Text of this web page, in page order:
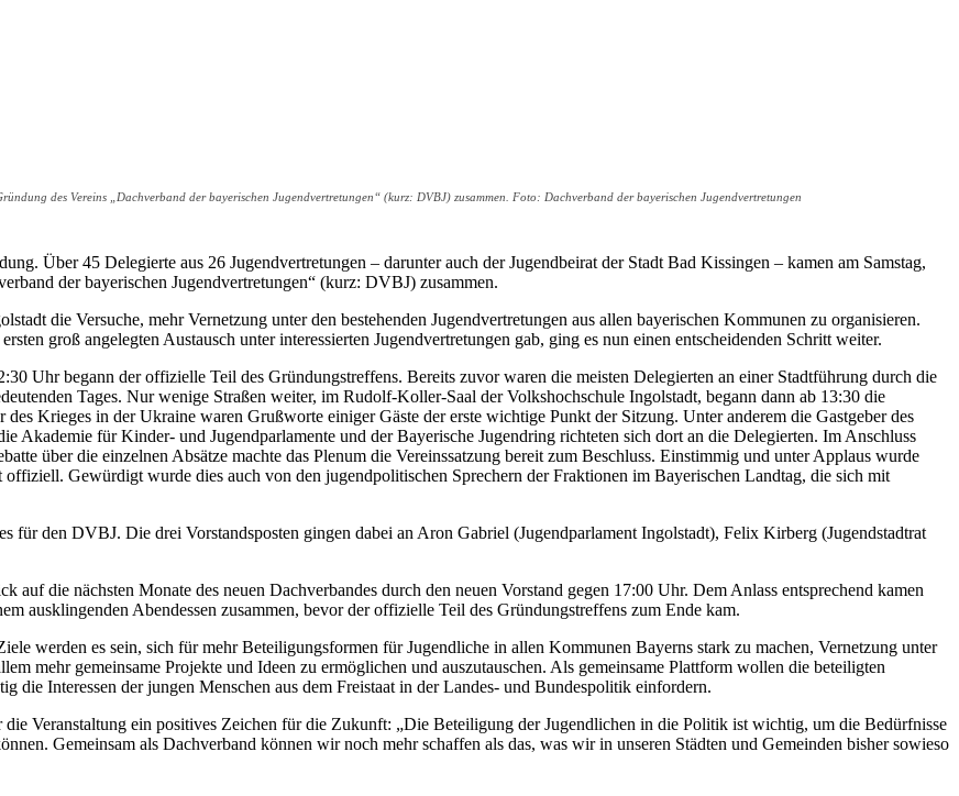
des Vereins „Dachverband der bayerischen Jugendvertretungen“ (kurz: DVBJ) zusammen. Foto: Dachverband der bayerischen Jugendvertretungen
Über 45 Delegierte aus 26 Jugendvertretungen – darunter auch der Jugendbeirat der Stadt Bad Kissingen – kamen am Samstag,
der bayerischen Jugendvertretungen“ (kurz: DVBJ) zusammen.
die Versuche, mehr Vernetzung unter den bestehenden Jugendvertretungen aus allen bayerischen Kommunen zu organisieren.
groß angelegten Austausch unter interessierten Jugendvertretungen gab, ging es nun einen entscheidenden Schritt weiter.
Uhr begann der offizielle Teil des Gründungstreffens. Bereits zuvor waren die meisten Delegierten an einer Stadtführung durch die
Tages. Nur wenige Straßen weiter, im Rudolf-Koller-Saal der Volkshochschule Ingolstadt, begann dann ab 13:30 die
Krieges in der Ukraine waren Grußworte einiger Gäste der erste wichtige Punkt der Sitzung. Unter anderem die Gastgeber des
Akademie für Kinder- und Jugendparlamente und der Bayerische Jugendring richteten sich dort an die Delegierten. Im Anschluss
über die einzelnen Absätze machte das Plenum die Vereinssatzung bereit zum Beschluss. Einstimmig und unter Applaus wurde
Gewürdigt wurde dies auch von den jugendpolitischen Sprechern der Fraktionen im Bayerischen Landtag, die sich mit
für den DVBJ. Die drei Vorstandsposten gingen dabei an Aron Gabriel (Jugendparlament Ingolstadt), Felix Kirberg (Jugendstadtrat
auf die nächsten Monate des neuen Dachverbandes durch den neuen Vorstand gegen 17:00 Uhr. Dem Anlass entsprechend kamen
ausklingenden Abendessen zusammen, bevor der offizielle Teil des Gründungstreffens zum Ende kam.
werden es sein, sich für mehr Beteiligungsformen für Jugendliche in allen Kommunen Bayerns stark zu machen, Vernetzung unter
mehr gemeinsame Projekte und Ideen zu ermöglichen und auszutauschen. Als gemeinsame Plattform wollen die beteiligten
die Interessen der jungen Menschen aus dem Freistaat in der Landes- und Bundespolitik einfordern.
Veranstaltung ein positives Zeichen für die Zukunft: „Die Beteiligung der Jugendlichen in die Politik ist wichtig, um die Bedürfnisse
Gemeinsam als Dachverband können wir noch mehr schaffen als das, was wir in unseren Städten und Gemeinden bisher sowieso